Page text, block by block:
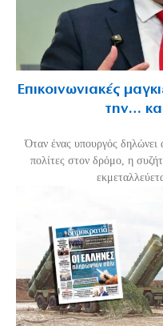
Επικοινωνιακές
την…
Όταν ένας υπουργός δηλώνει
πολίτες στον δρόμο, η